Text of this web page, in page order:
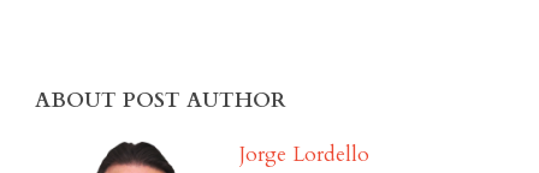
ABOUT POST AUTHOR
Jorge Lordello